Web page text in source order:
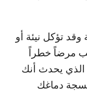
تؤكل نيئة أو
مرضاً خطراً
يحدث أنك
دماغك